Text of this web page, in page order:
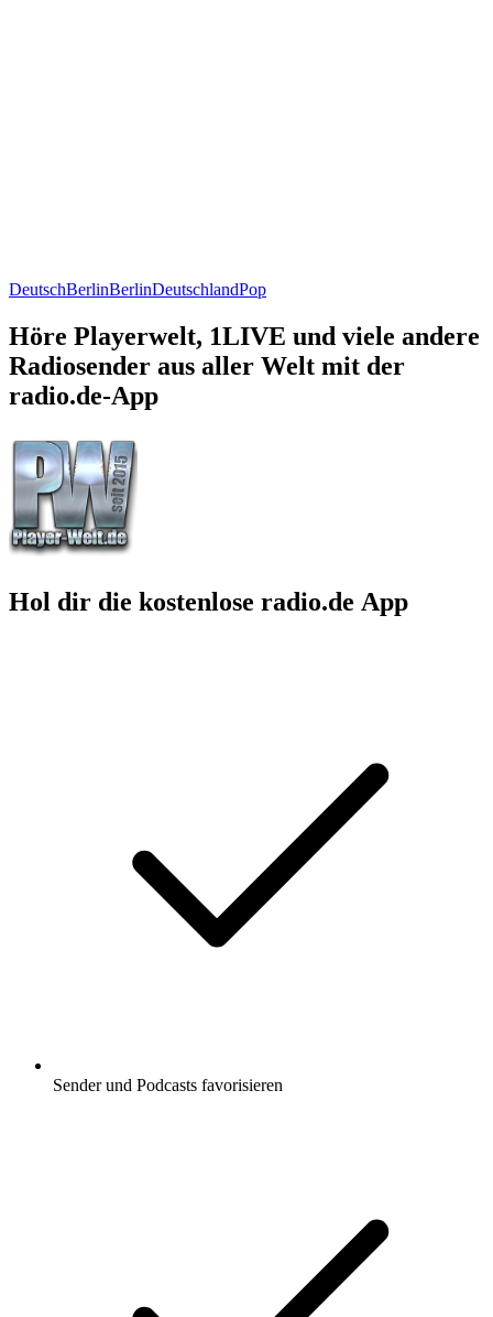
DeutschBerlinBerlinDeutschlandPop
Höre Playerwelt, 1LIVE und viele andere
Radiosender aus aller Welt mit der
radio.de-App
Hol dir die kostenlose radio.de App
Sender und Podcasts favorisieren